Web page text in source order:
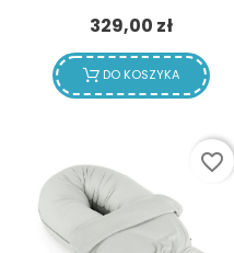
329,00 złCena
DO KOSZYKA
favorite_border